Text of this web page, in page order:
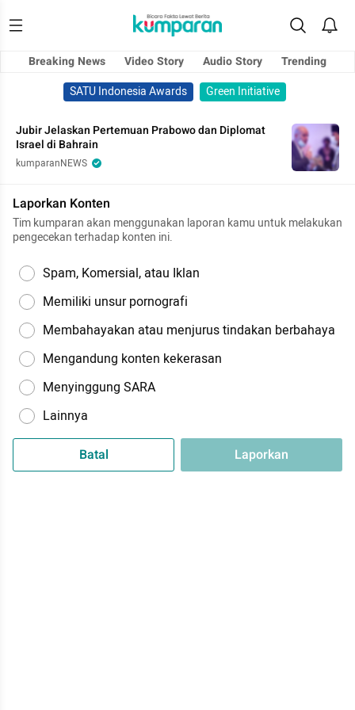
Breaking News Video Story Audio Story
Trending
SATU Indonesia Awards
Green Initiative
Jubir Jelaskan Pertemuan Prabowo dan Diplomat
Israel di Bahrain
kumparanNEWS
Laporkan Konten
Tim kumparan akan menggunakan laporan kamu untuk melakukan
pengecekan terhadap konten ini.
Spam, Komersial, atau Iklan
Memiliki unsur pornografi
Membahayakan atau menjurus tindakan berbahaya
Mengandung konten kekerasan
Menyinggung SARA
Lainnya
Batal Laporkan